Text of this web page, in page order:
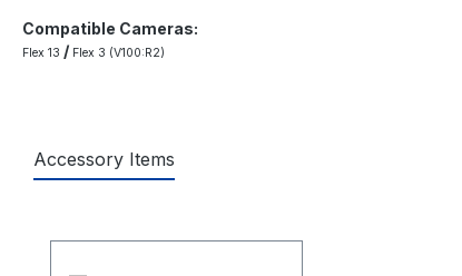
Compatible Cameras:
Flex 13 / Flex 3 (V100:R2)
Accessory Items